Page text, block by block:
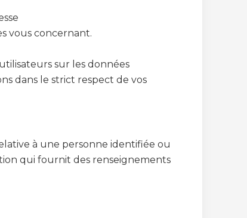
vous concernant.
sur les données
dans le strict respect de vos
à une personne identifiée ou
qui fournit des renseignements